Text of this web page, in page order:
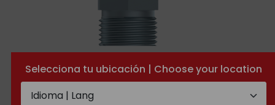
Selecciona tu ubicación | Choose your location